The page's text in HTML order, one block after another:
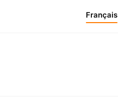
Français